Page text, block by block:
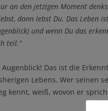
an den jetzigen Moment
dann lebst Du. Das Leben
und wenn Du das
teil.“
Augenblick! Das ist die
Lebens. Wer seinen
kennt, weiß, wovon er